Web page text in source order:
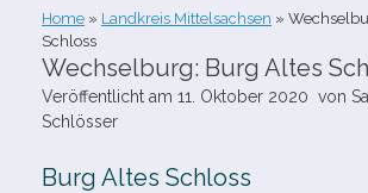
Home » Landkreis Mittelsachsen »
Schloss
Wechselburg: Burg Altes
Veröffentlicht am 11. Oktober 2020 von
Schlösser
Burg Altes Schloss